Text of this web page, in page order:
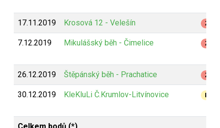
17.11.2019 Krosová 12 - Velešín Z
7.12.2019 Mikulášský běh - Čimelice Z
26.12.2019 Štěpánský běh - Prachatice Z
30.12.2019 KleKluLi Č.Krumlov-Litvínovice B